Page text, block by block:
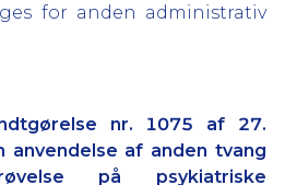
for anden administrativ
nr. 1075 af 27.
af anden tvang
på psykiatriske